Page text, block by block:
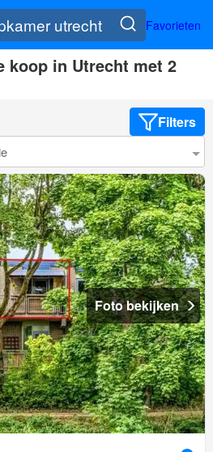
Favorieten
koop in Utrecht met 2
Filters
Foto bekijken